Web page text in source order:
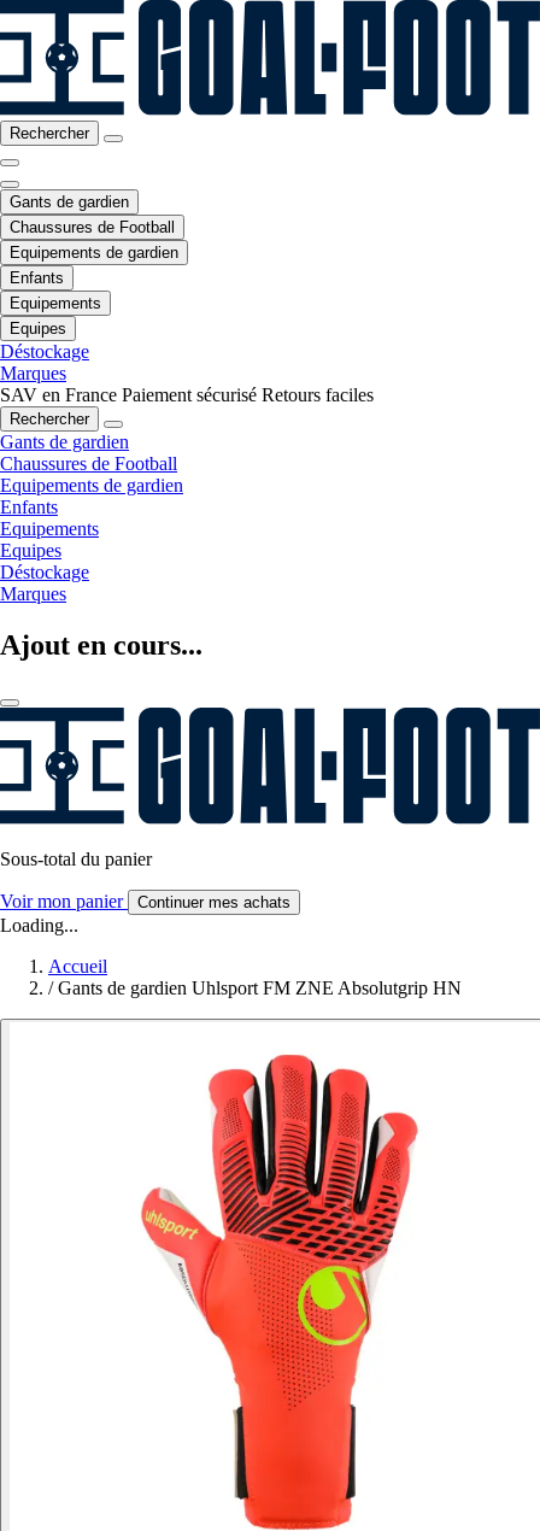
Rechercher
Gants de gardien
Chaussures de Football
Equipements de gardien
Enfants
Equipements
Equipes
Déstockage
Marques
SAV en France Paiement sécurisé Retours faciles
Rechercher
Gants de gardien
Chaussures de Football
Equipements de gardien
Enfants
Equipements
Equipes
Déstockage
Marques
Ajout en cours...
Sous-total du panier
Voir mon panier Continuer mes achats
Loading...
Accueil
/ Gants de gardien Uhlsport FM ZNE Absolutgrip HN